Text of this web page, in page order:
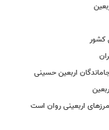
کشور
اربعینی روان است